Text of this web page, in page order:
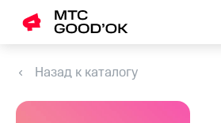
Назад к каталогу